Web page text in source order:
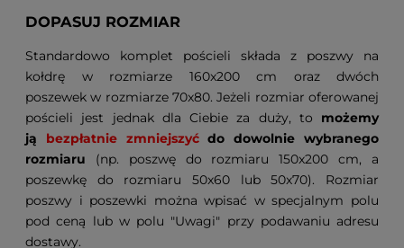
DOPASUJ ROZMIAR
Standardowo komplet pościeli składa z poszwy na
kołdrę w rozmiarze 160x200 cm oraz dwóch
poszewek w rozmiarze 70x80. Jeżeli rozmiar oferowanej
pościeli jest jednak dla Ciebie za duży, to możemy
ją bezpłatnie zmniejszyćdo dowolnie wybranego
rozmiaru (np. poszwę do rozmiaru 150x200 cm, a
poszewkę do rozmiaru 50x60 lub 50x70). Rozmiar
poszwy i poszewki można wpisać w specjalnym polu
pod ceną lub w polu "Uwagi" przy podawaniu adresu
dostawy.